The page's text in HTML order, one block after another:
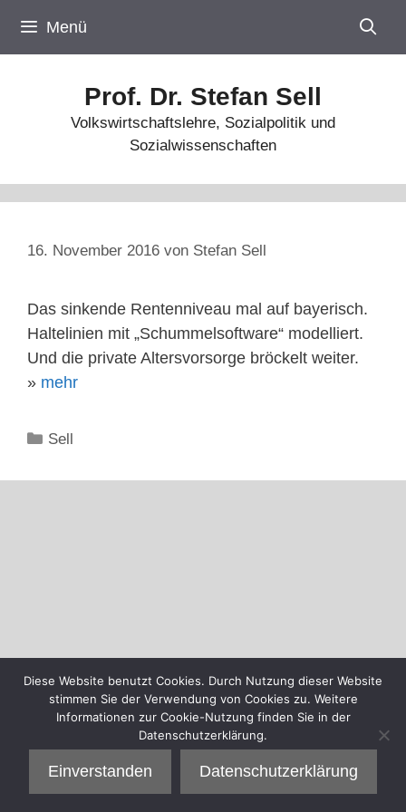
Inhalt
springen
Menü
Prof. Dr. Stefan Sell
Volkswirtschaftslehre, Sozialpolitik und
Sozialwissenschaften
16. November 2016 von Stefan Sell
Das sinkende Rentenniveau mal auf bayerisch.
Haltelinien mit „Schummelsoftware“ modelliert.
Und die private Altersvorsorge bröckelt weiter.
» mehr
Kategorien
Sell
Diese Website benutzt Cookies. Durch Nutzung dieser Website
stimmen Sie der Verwendung von Cookies zu. Weitere
Informationen zur Cookie-Nutzung finden Sie in der
Datenschutzerklärung.
Einverstanden Datenschutzerklärung